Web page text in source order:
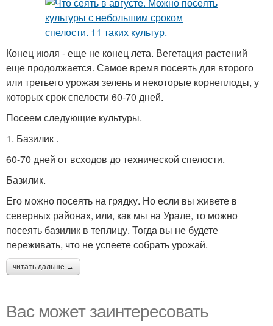
Конец июля - еще не конец лета. Вегетация растений
еще продолжается. Самое время посеять для второго
или третьего урожая зелень и некоторые корнеплоды, у
которых срок спелости 60-70 дней.
Посеем следующие культуры.
1. Базилик .
60-70 дней от всходов до технической спелости.
Базилик.
Его можно посеять на грядку. Но если вы живете в
северных районах, или, как мы на Урале, то можно
посеять базилик в теплицу. Тогда вы не будете
переживать, что не успеете собрать урожай.
читать дальше →
Вас может заинтересовать